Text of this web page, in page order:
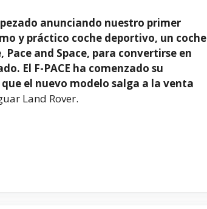
anunciando nuestro primer
y práctico coche deportivo, un coche
Pace and Space, para convertirse en
El F-PACE ha comenzado su
el nuevo modelo salga a la venta
Land Rover.